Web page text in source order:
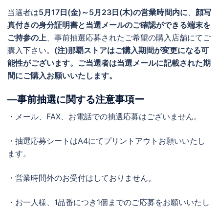
当選者は5月17日(金)～5月23日(木)の営業時間内に、 顔写
真付きの身分証明書と当選メールのご確認ができる端末を
ご持参の上、事前抽選応募されたご希望の購入店舗にてご
購入下さい。 (注)那覇ストアはご購入期間が変更になる可
能性がございます。ご当選者は当選メールに記載された期
間にご購入お願いいたします。
―事前抽選に関する注意事項ー
・メール、FAX、お電話での抽選応募はございません。
・抽選応募シートはA4にてプリントアウトお願いいたし
ます。
・営業時間外のお受付はしておりません。
・お一人様、1品番につき1個までのご応募をお願いいたし